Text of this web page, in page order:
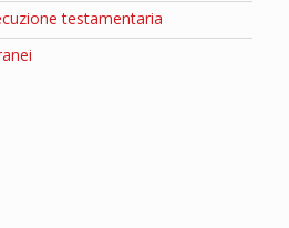
testamentaria